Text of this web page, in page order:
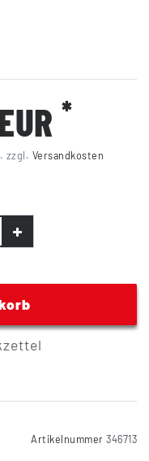
*
zzgl. Versandkosten
Artikelnummer 346713